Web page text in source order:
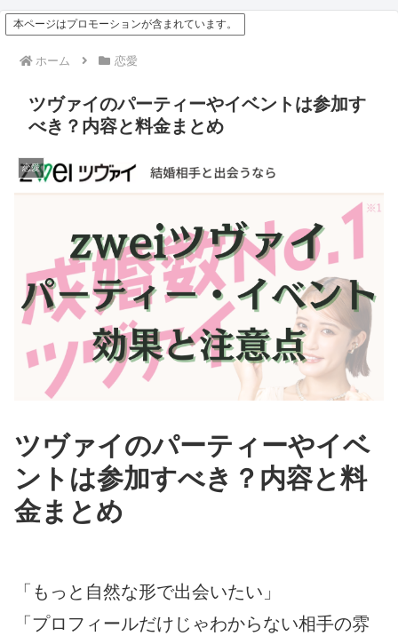
本ページはプロモーションが含まれています。
ホーム 恋愛
ツヴァイのパーティーやイベントは参加す
べき？内容と料金まとめ
恋愛
ツヴァイのパーティーやイベ
ントは参加すべき？内容と料
金まとめ
「もっと自然な形で出会いたい」
「プロフィールだけじゃわからない相手の雰